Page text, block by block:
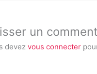
un
devez vous connecter